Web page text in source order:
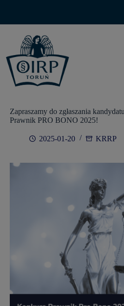
Zapraszamy do zgłaszania
Prawnik PRO BONO 2025!
2025-01-20 KRRP